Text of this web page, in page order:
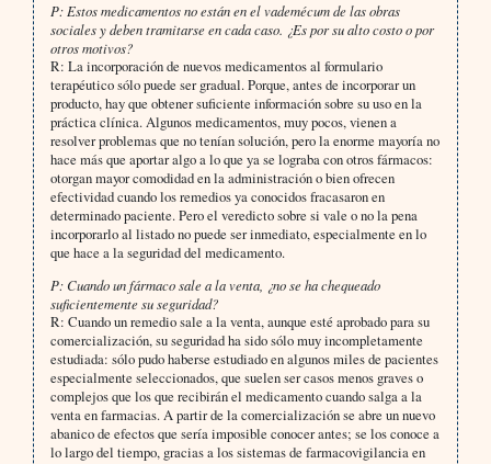
P: Estos medicamentos no están en el vademécum de las obras
sociales y deben tramitarse en cada caso. ¿Es por su alto costo o por
otros motivos?
R: La incorporación de nuevos medicamentos al formulario
terapéutico sólo puede ser gradual. Porque, antes de incorporar un
producto, hay que obtener suficiente información sobre su uso en la
práctica clínica. Algunos medicamentos, muy pocos, vienen a
resolver problemas que no tenían solución, pero la enorme mayoría no
hace más que aportar algo a lo que ya se lograba con otros fármacos:
otorgan mayor comodidad en la administración o bien ofrecen
efectividad cuando los remedios ya conocidos fracasaron en
determinado paciente. Pero el veredicto sobre si vale o no la pena
incorporarlo al listado no puede ser inmediato, especialmente en lo
que hace a la seguridad del medicamento.
P: Cuando un fármaco sale a la venta, ¿no se ha chequeado
suficientemente su seguridad?
R: Cuando un remedio sale a la venta, aunque esté aprobado para su
comercialización, su seguridad ha sido sólo muy incompletamente
estudiada: sólo pudo haberse estudiado en algunos miles de pacientes
especialmente seleccionados, que suelen ser casos menos graves o
complejos que los que recibirán el medicamento cuando salga a la
venta en farmacias. A partir de la comercialización se abre un nuevo
abanico de efectos que sería imposible conocer antes; se los conoce a
lo largo del tiempo, gracias a los sistemas de farmacovigilancia en